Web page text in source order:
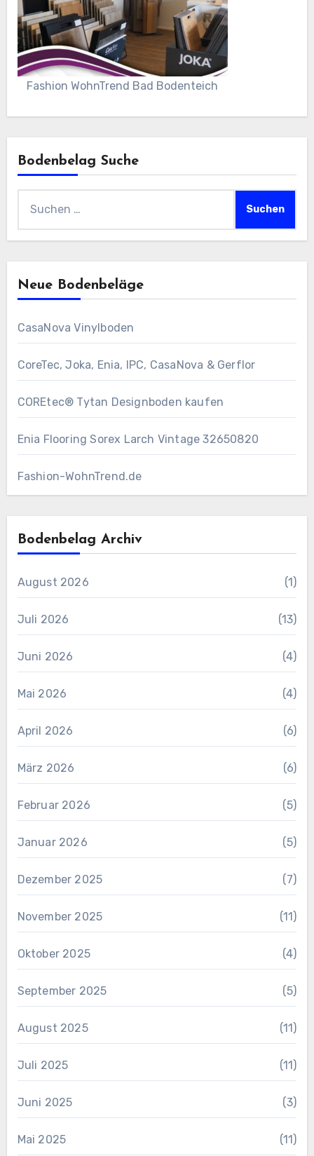
Fashion WohnTrend Bad Bodenteich
Bodenbelag Suche
nach:
Neue Bodenbeläge
CasaNova Vinylboden
CoreTec, Joka, Enia, IPC, CasaNova & Gerflor
COREtec® Tytan Designboden kaufen
Enia Flooring Sorex ​Larch Vintage 32650820
Fashion-WohnTrend.de
Bodenbelag Archiv
August 2026 (1)
Juli 2026 (13)
Juni 2026 (4)
Mai 2026 (4)
April 2026 (6)
März 2026 (6)
Februar 2026 (5)
Januar 2026 (5)
Dezember 2025 (7)
November 2025 (11)
Oktober 2025 (4)
September 2025 (5)
August 2025 (11)
Juli 2025 (11)
Juni 2025 (3)
Mai 2025 (11)